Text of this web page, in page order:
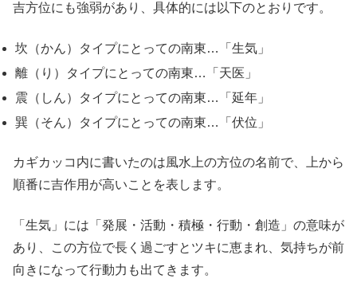
吉方位にも強弱があり、具体的には以下のとおりです。
坎（かん）タイプにとっての南東…「生気」
離（り）タイプにとっての南東…「天医」
震（しん）タイプにとっての南東…「延年」
巽（そん）タイプにとっての南東…「伏位」
カギカッコ内に書いたのは風水上の方位の名前で、上から
順番に吉作用が高いことを表します。
「生気」には「発展・活動・積極・行動・創造」の意味が
あり、この方位で長く過ごすとツキに恵まれ、気持ちが前
向きになって行動力も出てきます。